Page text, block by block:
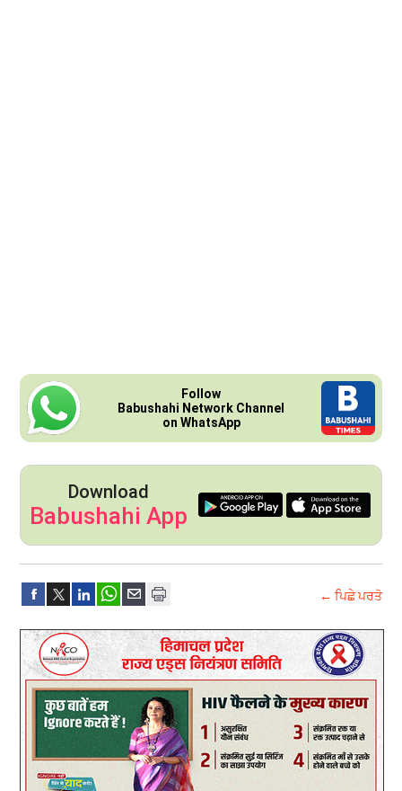
Follow
Babushahi Network Channel
on WhatsApp
Download
Babushahi App
← ਪਿਛੇ ਪਰਤੋ